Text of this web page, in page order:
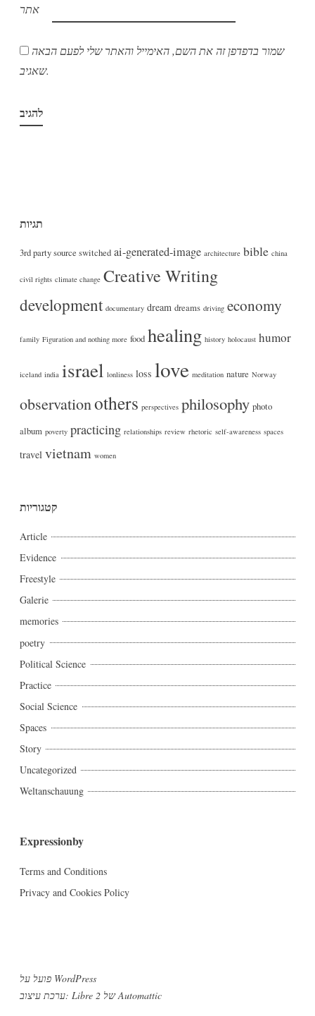
אתר
שמור בדפדפן זה את השם, האימייל והאתר שלי לפעם הבאה
שאגיב.
תגיות
3rd party source switched ai-generated-image architecture bible china
civil rights climate change Creative Writing
development documentary dream dreams driving economy
family Figuration and nothing more food healing history holocaust humor
iceland india israel lonliness loss love meditation nature Norway
observationothers perspectives philosophy photo
album poverty practicing relationships review rhetoric self-awareness spaces
travel vietnam women
קטגוריות
Article
Evidence
Freestyle
Galerie
memories
poetry
Political Science
Practice
Social Science
Spaces
Story
Uncategorized
Weltanschauung
Expressionby
Terms and Conditions
Privacy and Cookies Policy
פועל על WordPress
ערכת עיצוב: Libre 2 שלAutomattic